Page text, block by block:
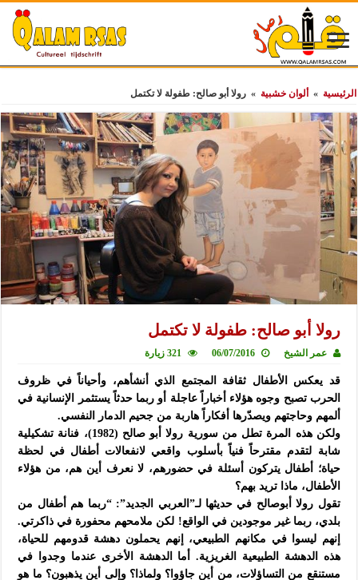
الرئيسية » ألوان خشبية » رولا أبو صالح: طفولة لا تكتمل
رولا أبو صالح: طفولة لا تكتمل
عمر الشيخ 06/07/2016 321 زيارة
قد يعكس الأطفال ثقافة المجتمع الذي أنشأهم، وأحياناً في ظروف
الحرب تصبح وجوه هؤلاء أخباراً عاجلة أو ربما حدثاً يستثمر الإنسانية في
ألمهم وحاجتهم ويصدّرها أفكاراً هاربة من جحيم الدمار النفسي.
ولكن هذه المرة تطل من سورية رولا أبو صالح (1982)، فنانة تشكيلية
شابة لتقدم مقترحاً فنياً بأسلوب واقعي لانفعالات أطفال في لحظة
حياة؛ أطفال يتركون أسئلة في حضورهم، لا نعرف أين هم، من هؤلاء
الأطفال، ماذا تريد بهم؟
تقول رولا أبوصالح في حديثها لـ”العربي الجديد”: “ربما هم أطفال من
بلدي، ربما غير موجودين في الواقع! لكن ملامحهم محفورة في ذاكرتي.
إنهم ليسوا في مكانهم الطبيعي، إنهم يحملون دهشة قدومهم للحياة،
هذه الدهشة الطبيعية الغريزية. أما الدهشة الأخرى عندما وجدوا في
مستنقع من التساؤلات، من أين جاؤوا؟ ولماذا؟ وإلى أين يذهبون؟ ما هو